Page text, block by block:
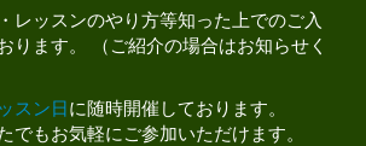
レッスンのやり方等知った上でのご入
ります。 （ご紹介の場合はお知らせく
スン日 に随時開催しております。
でもお気軽にご参加いただけます。